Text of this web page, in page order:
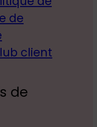
de
client
de